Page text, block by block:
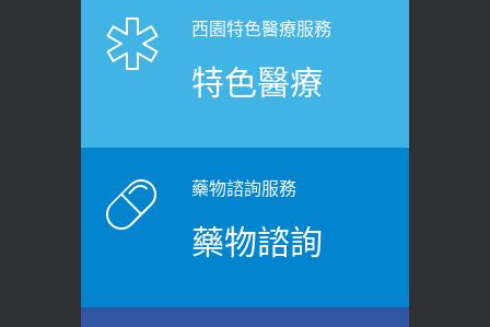
健康肛門痛都是痔瘡?醫談瘍瘍瘻管與肛
裂差異 逾50歲民眾可做1事
原則避免血糖血壓飆高
2026-06-08
「落枕」不要大力按脖子！ 1招「伸
展運動」預防落枕
老後睡不好、夜間易跌倒
2021-03-05
西園特色醫療服務
特色醫療
藥物諮詢服務
藥物諮詢